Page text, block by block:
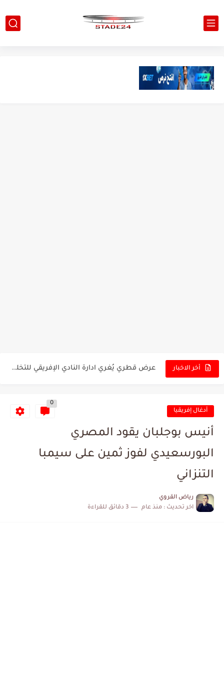
أخر الاخبار عرض قطري يُغري ادارة النادي الإفريقي للتخلي عن موهبتها
الكشف عن البرنامج الكامل لمباريات المنتخب التونسي خلال شهر جوان
كابتن مانشستر يونايتد يدعم حنبعل المجبري
أدغال إفريقيا
0
أنيس بوجلبان يقود المصري
البورسعيدي لفوز ثمين على سيمبا
التنزاني
رياض القروي
اخر تحديث : منذ عام 3 دقائق للقراءة